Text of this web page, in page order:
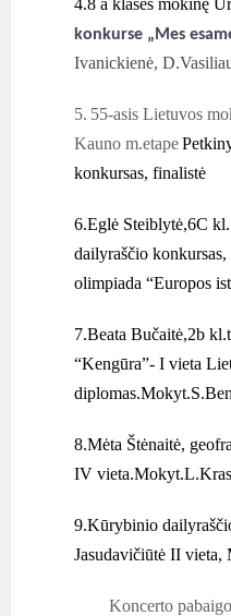
4.8 a klasės mokinę
konkurse „Mes
Ivanickienė,
5. 55-asis Lietuvos
Kauno m.etape
konkursas, finalistė
6.Eglė Steiblytė,6C
dailyraščio
olimpiada “Europos
7.Beata Bučaitė,2b
“Kengūra”- I vieta
8.Mėta Štėnaitė,
IV
9.Kūrybinio
Jasudavičiūtė II vieta,
Koncerto pabaigoje